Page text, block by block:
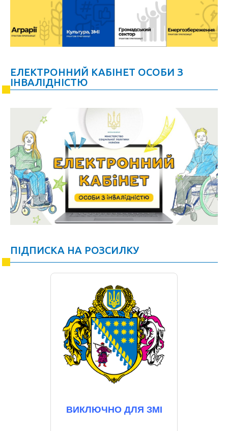
ЕЛЕКТРОННИЙ КАБІНЕТ ОСОБИ З
ІНВАЛІДНІСТЮ
ПІДПИСКА НА РОЗСИЛКУ
ВИКЛЮЧНО ДЛЯ ЗМІ